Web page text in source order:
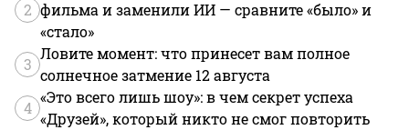
2 фильма и заменили ИИ — сравните «было» и
«стало»
3
Ловите момент: что принесет вам полное
солнечное затмение 12 августа
4
«Это всего лишь шоу»: в чем секрет успеха
«Друзей», который никто не смог повторить